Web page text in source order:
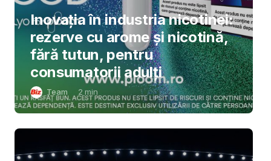
Inovația în industria nicotinei:
rezerve cu arome și nicotină,
fără tutun, pentru
consumatorii adulți
Team 2 min